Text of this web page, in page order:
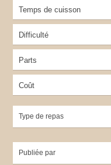
Temps de cuisson
Difficulté
Parts
Coût
Type de repas
Publiée par